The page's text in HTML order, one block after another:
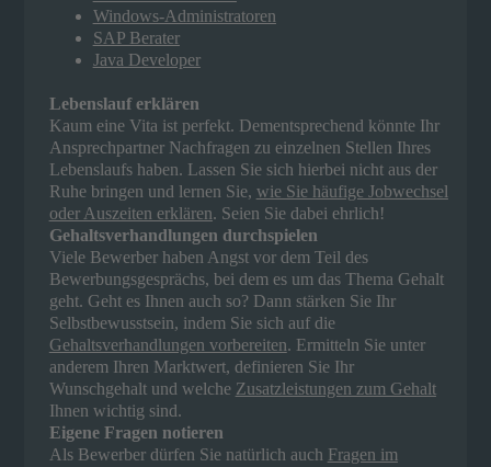
Windows-Administratoren
SAP Berater
Java Developer
Lebenslauf erklären
Kaum eine Vita ist perfekt. Dementsprechend könnte Ihr
Ansprechpartner Nachfragen zu einzelnen Stellen Ihres
Lebenslaufs haben. Lassen Sie sich hierbei nicht aus der
Ruhe bringen und lernen Sie, wie Sie häufige Jobwechsel
oder Auszeiten erklären. Seien Sie dabei ehrlich!
Gehaltsverhandlungen durchspielen
Viele Bewerber haben Angst vor dem Teil des
Bewerbungsgesprächs, bei dem es um das Thema Gehalt
geht. Geht es Ihnen auch so? Dann stärken Sie Ihr
Selbstbewusstsein, indem Sie sich auf die
Gehaltsverhandlungen vorbereiten. Ermitteln Sie unter
anderem Ihren Marktwert, definieren Sie Ihr
Wunschgehalt und welche Zusatzleistungen zum Gehalt
Ihnen wichtig sind.
Eigene Fragen notieren
Als Bewerber dürfen Sie natürlich auch Fragen im